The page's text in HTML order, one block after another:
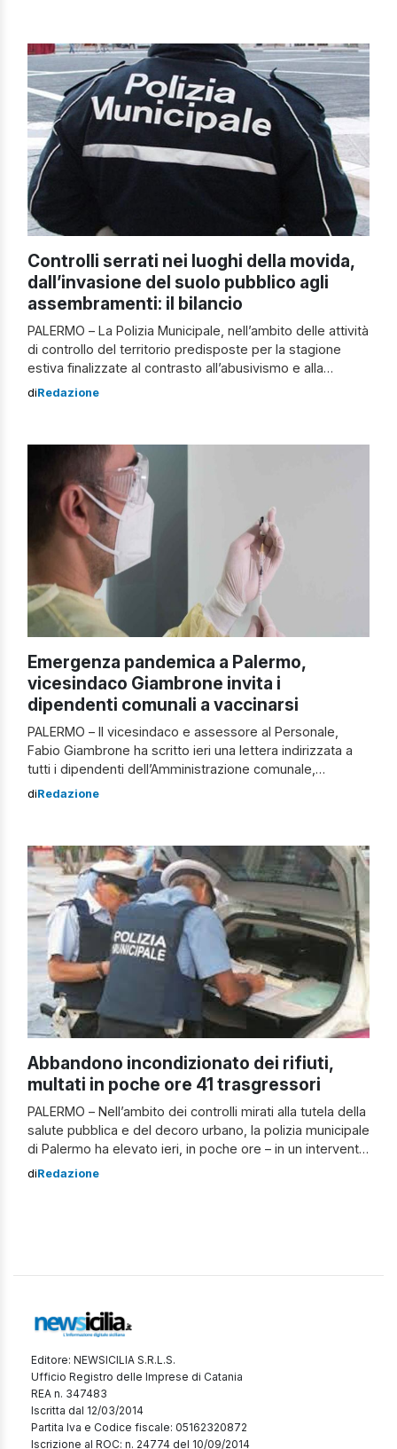
decentramento Giovanna Marano – hanno concordato
con l’associazione di categoria che, […]
Controlli serrati nei luoghi della movida,
dall’invasione del suolo pubblico agli
assembramenti: il bilancio
PALERMO – La Polizia Municipale, nell’ambito delle attività
di controllo del territorio predisposte per la stagione
estiva finalizzate al contrasto all’abusivismo e alla
verifica del rispetto delle misure di contenimento del
agenti appartenenti al CAEP, nucleo controllo attività […]
diRedazione
Emergenza pandemica a Palermo,
vicesindaco Giambrone invita i
dipendenti comunali a vaccinarsi
PALERMO – Il vicesindaco e assessore al Personale,
Fabio Giambrone ha scritto ieri una lettera indirizzata a
tutti i dipendenti dell’Amministrazione comunale,
invitandoli a vaccinarsi. “L’emergenza pandemica – rileva
responsabilità e determinazione. Per ultimo, il caso della
bimba di 11 […]
diRedazione
Abbandono incondizionato dei rifiuti,
multati in poche ore 41 trasgressori
PALERMO – Nell’ambito dei controlli mirati alla tutela della
salute pubblica e del decoro urbano, la polizia municipale
di Palermo ha elevato ieri, in poche ore – in un intervento
predisposto per contrasto all’abbandono incondizionato
diRedazione
Editore: NEWSICILIA S.R.L.S.
Ufficio Registro delle Imprese di Catania
REA n. 347483
Iscritta dal 12/03/2014
Partita Iva e Codice fiscale: 05162320872
Iscrizione al ROC: n. 24774 del 10/09/2014